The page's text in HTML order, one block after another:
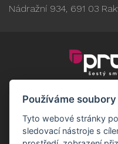
Nádražní 934, 691 03
Používáme
Tyto webové stránky
sledovací nástroje s